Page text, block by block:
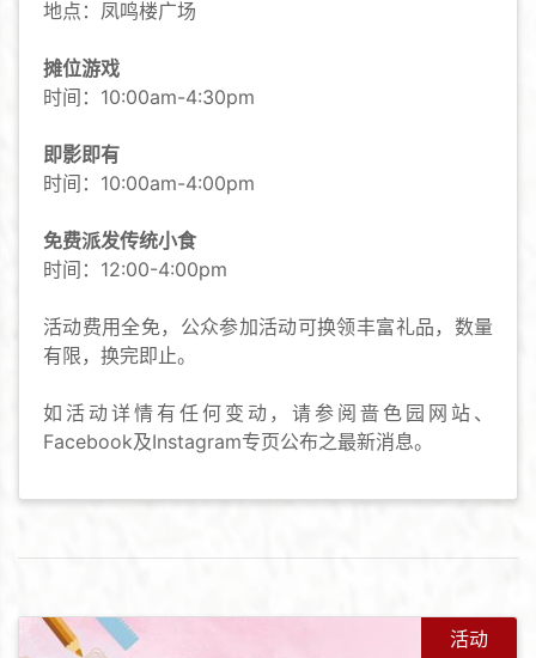
地点：凤鸣楼广场
摊位游戏
时间：10:00am-4:30pm
即影即有
时间：10:00am-4:00pm
免费派发传统小食
时间：12:00-4:00pm
活动费用全免，公众参加活动可换领丰富礼品，数量
有限，换完即止。
如活动详情有任何变动，请参阅啬色园网站、
Facebook及Instagram专页公布之最新消息。
活动